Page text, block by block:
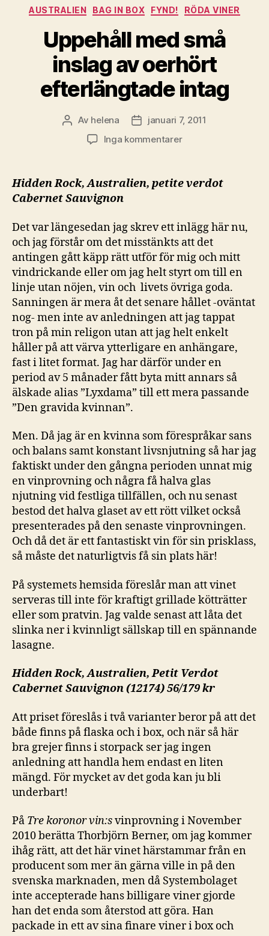
Kategorier
AUSTRALIEN BAG IN BOX FYND! RÖDA VINER
Uppehåll med små
inslag av oerhört
efterlängtade intag
Inläggsförfattare
Av helena Inläggsdatum
januari 7, 2011
Inga kommentarertill
små
inslag
efterlängtade
intag
Hidden Rock, Australien, petite verdot
Cabernet Sauvignon
Det var längesedan jag skrev ett inlägg här nu,
och jag förstår om det misstänkts att det
antingen gått käpp rätt utför för mig och mitt
vindrickande eller om jag helt styrt om till en
linje utan nöjen, vin och livets övriga goda.
Sanningen är mera åt det senare hållet -oväntat
nog- men inte av anledningen att jag tappat
tron på min religon utan att jag helt enkelt
håller på att värva ytterligare en anhängare,
fast i litet format. Jag har därför under en
period av 5 månader fått byta mitt annars så
älskade alias ”Lyxdama” till ett mera passande
”Den gravida kvinnan”.
Men. Då jag är en kvinna som förespråkar sans
och balans samt konstant livsnjutning så har jag
faktiskt under den gångna perioden unnat mig
en vinprovning och några få halva glas
njutning vid festliga tillfällen, och nu senast
bestod det halva glaset av ett rött vilket också
presenterades på den senaste vinprovningen.
Och då det är ett fantastiskt vin för sin prisklass,
så måste det naturligtvis få sin plats här!
På systemets hemsida föreslår man att vinet
serveras till inte för kraftigt grillade kötträtter
eller som pratvin. Jag valde senast att låta det
slinka ner i kvinnligt sällskap till en spännande
lasagne.
Hidden Rock, Australien, Petit Verdot
Cabernet Sauvignon (12174) 56/179 kr
Att priset föreslås i två varianter beror på att det
både finns på flaska och i box, och när så här
bra grejer finns i storpack ser jag ingen
anledning att handla hem endast en liten
mängd. För mycket av det goda kan ju bli
underbart!
På Tre koronor vin:svinprovning i November
2010 berätta Thorbjörn Berner, om jag kommer
ihåg rätt, att det här vinet härstammar från en
producent som mer än gärna ville in på den
svenska marknaden, men då Systembolaget
inte accepterade hans billigare viner gjorde
han det enda som återstod att göra. Han
packade in ett av sina finare viner i box och